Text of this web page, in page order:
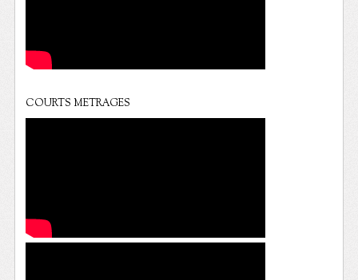
COURTS METRAGES